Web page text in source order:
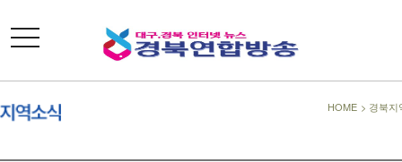
toggle
navigation
HOME > 경북지